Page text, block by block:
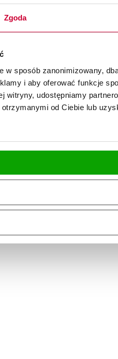
Zgoda
w sposób zanonimizowany,
i aby oferować funkcje
witryny, udostępniamy
od Ciebie lub